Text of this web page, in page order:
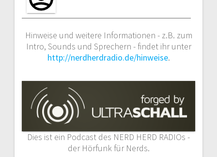
Hinweise und weitere Informationen - z.B. zum
Intro, Sounds und Sprechern - findet ihr unter
http://nerdherdradio.de/hinweise.
Dies ist ein Podcast des NERD HERD RADIOs -
der Hörfunk für Nerds.